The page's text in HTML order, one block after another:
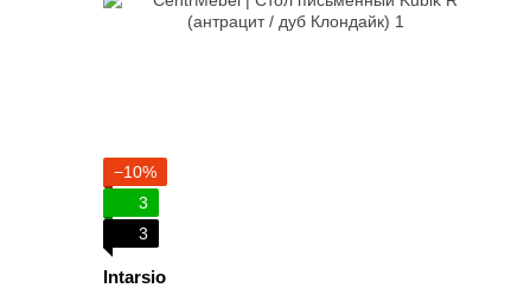
−10%
3
3
Intarsio